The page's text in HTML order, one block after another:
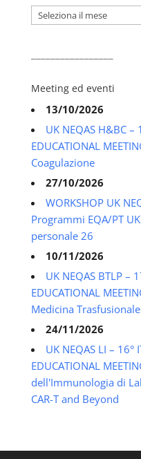
Archivio
Meeting ed eventi
13/10/2026
UK NEQAS H&BC –
EDUCATIONAL
Coagulazione
27/10/2026
WORKSHOP UK
Programmi EQA/PT
personale 26
10/11/2026
UK NEQAS BTLP –
EDUCATIONAL
Medicina Trasfusionale
24/11/2026
UK NEQAS LI – 16°
EDUCATIONAL
dell'Immunologia di
CAR-T and Beyond